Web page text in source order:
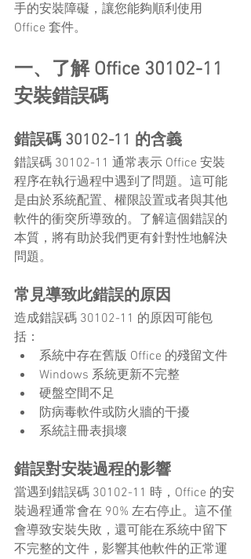
手的安裝障礙，讓您能夠順利使用
Office 套件。
一、了解 Office 30102-11
安裝錯誤碼
錯誤碼 30102-11 的含義
錯誤碼 30102-11 通常表示 Office 安裝
程序在執行過程中遇到了問題。這可能
是由於系統配置、權限設置或者與其他
軟件的衝突所導致的。了解這個錯誤的
本質，將有助於我們更有針對性地解決
問題。
常見導致此錯誤的原因
造成錯誤碼 30102-11 的原因可能包
括：
系統中存在舊版 Office 的殘留文件
Windows 系統更新不完整
硬盤空間不足
防病毒軟件或防火牆的干擾
系統註冊表損壞
錯誤對安裝過程的影響
當遇到錯誤碼 30102-11 時，Office 的安
裝過程通常會在 90% 左右停止。這不僅
會導致安裝失敗，還可能在系統中留下
不完整的文件，影響其他軟件的正常運